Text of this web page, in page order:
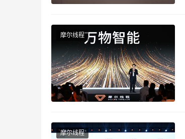
摩尔线程
摩尔线程